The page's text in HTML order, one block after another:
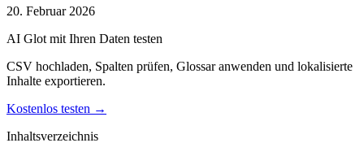
20. Februar 2026
AI Glot mit Ihren Daten testen
CSV hochladen, Spalten prüfen, Glossar anwenden und lokalisierte
Inhalte exportieren.
Kostenlos testen →
Inhaltsverzeichnis